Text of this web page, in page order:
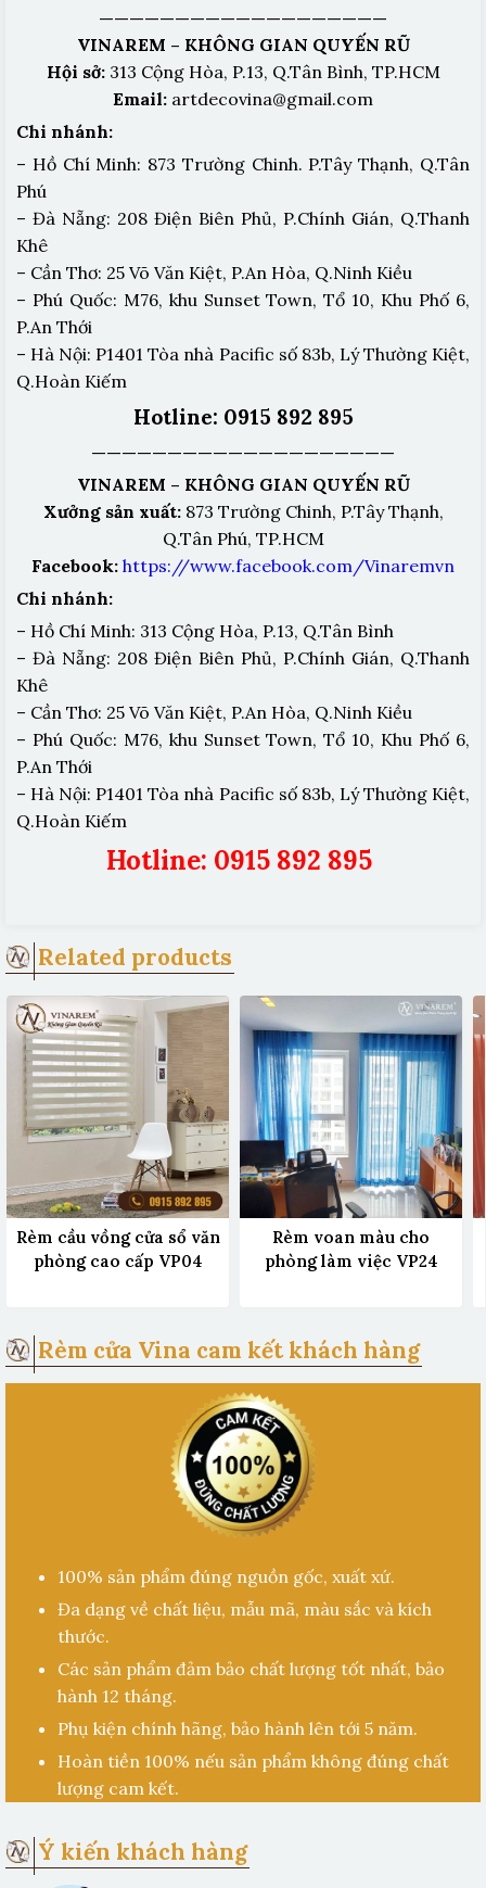
———————————————————
VINAREM – KHÔNG GIAN QUYẾN RŨ
Hội sở:313 Cộng Hòa, P.13, Q.Tân Bình, TP.HCM
Email: artdecovina@gmail.com
Chi nhánh:
– Hồ Chí Minh: 873 Trường Chinh. P.Tây Thạnh, Q.Tân
Phú
– Đà Nẵng: 208 Điện Biên Phủ, P.Chính Gián, Q.Thanh
Khê
– Cần Thơ: 25 Võ Văn Kiệt, P.An Hòa, Q.Ninh Kiều
– Phú Quốc: M76, khu Sunset Town, Tổ 10, Khu Phố 6,
P.An Thới
– Hà Nội: P1401 Tòa nhà Pacific số 83b, Lý Thường Kiệt,
Q.Hoàn Kiếm
Hotline: 0915 892 895
————————————————————
VINAREM – KHÔNG GIAN QUYẾN RŨ
Xưởng sản xuất:873 Trường Chinh, P.Tây Thạnh,
Q.Tân Phú, TP.HCM
Facebook: https://www.facebook.com/Vinaremvn
Chi nhánh:
– Hồ Chí Minh: 313 Cộng Hòa, P.13, Q.Tân Bình
– Đà Nẵng: 208 Điện Biên Phủ, P.Chính Gián, Q.Thanh
Khê
– Cần Thơ: 25 Võ Văn Kiệt, P.An Hòa, Q.Ninh Kiều
– Phú Quốc: M76, khu Sunset Town, Tổ 10, Khu Phố 6,
P.An Thới
– Hà Nội: P1401 Tòa nhà Pacific số 83b, Lý Thường Kiệt,
Q.Hoàn Kiếm
Hotline: 0915 892 895
Related products
Rèm cầu vồng cửa sổ văn
phòng cao cấp VP04
Rèm voan màu cho
phòng làm việc VP24
Rèm cửa Vina cam kết khách hàng
100% sản phẩm đúng nguồn gốc, xuất xứ.
Đa dạng về chất liệu, mẫu mã, màu sắc và kích
thước.
Các sản phẩm đảm bảo chất lượng tốt nhất, bảo
hành 12 tháng.
Phụ kiện chính hãng, bảo hành lên tới 5 năm.
Hoàn tiền 100% nếu sản phẩm không đúng chất
lượng cam kết.
Ý kiến khách hàng